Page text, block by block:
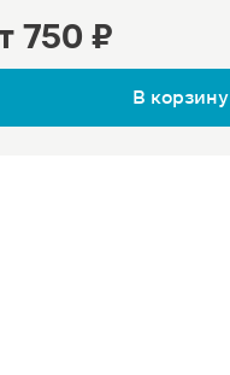
750 ₽
В корзину